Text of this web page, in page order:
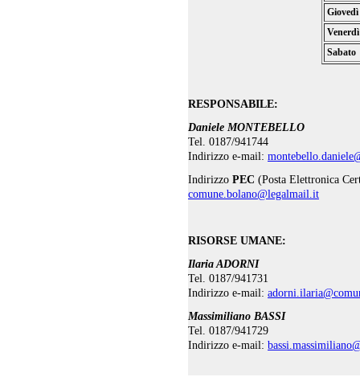
Giovedì
Venerdì
Sabato
RESPONSABILE:
Daniele MONTEBELLO
Tel. 0187/941744
Indirizzo e-mail:
Indirizzo PEC (Posta Elettronica
comune.bolano@legalmail.it
RISORSE UMANE:
Ilaria ADORNI
Tel. 0187/941731
Indirizzo e-mail:
Massimiliano BASSI
Tel. 0187/941729
Indirizzo e-mail: